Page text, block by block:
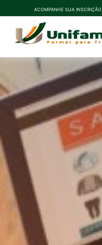
ACOMPANHE SUA INSCRIÇÃO